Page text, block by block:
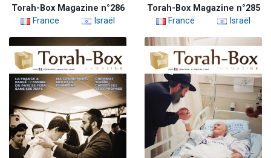
Torah-Box Magazine n°286
France
Israël
Torah-Box Magazine n°285
France
Israël